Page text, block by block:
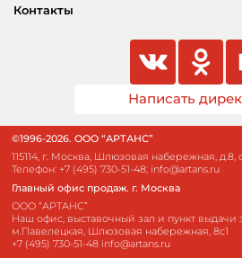
Контакты
Написать
©1996-2026. ООО “АРТАНС”
115114, г. Москва, Шлюзовая набережная, д.8,
Телефон: +7 (495) 730-51-48; info@artans.ru
Главный офис продаж. г. Москва
ООО “АРТАНС”
Наш офис, выставочный зал и пункт выдачи
м.Павелецкая, Шлюзовая набережная, 8с1
+7 (495) 730-51-48 info@artans.ru